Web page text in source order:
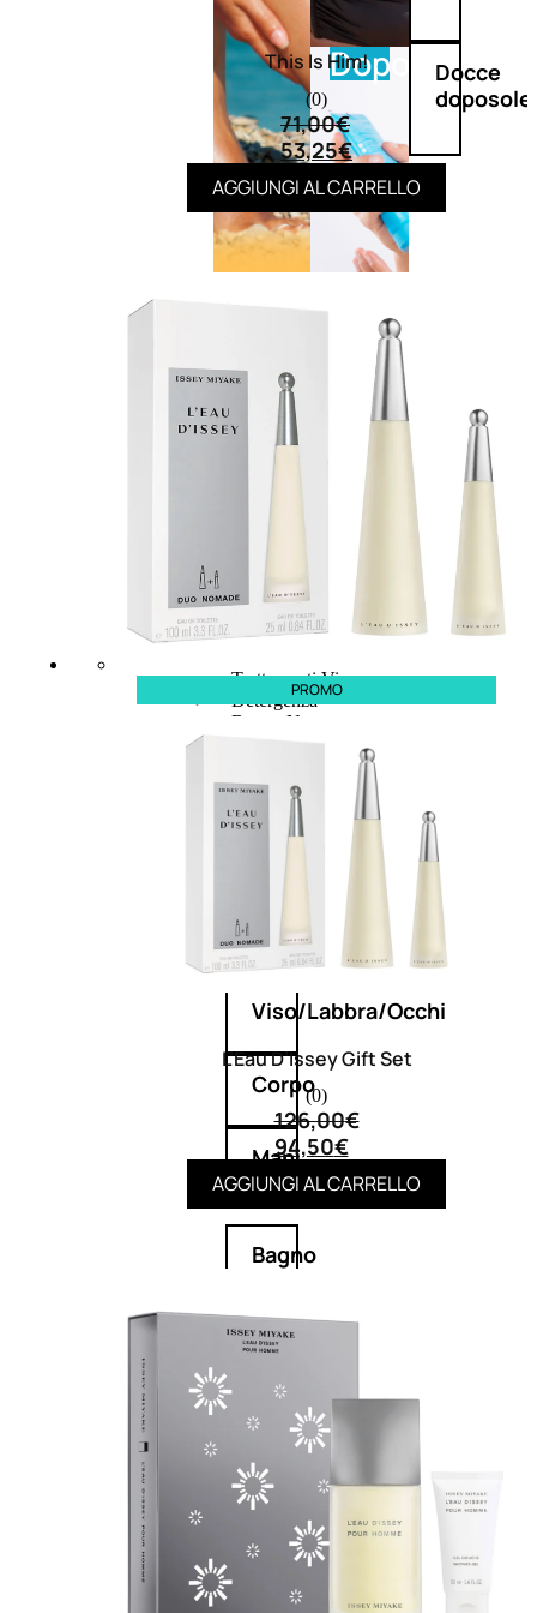
Doposole
Docce
doposole
Viso/Labbra/Occhi Nature
Corpo
Mani
Trattamenti Viso
Detergenza
Bagno Nature
Deodoranti
Profumi
nature
Viso/Labbra/Occhi
Corpo
Mani
Bagno
Detergenza
Trattamenti
viso
Maschere
nature
This Is Him!
(0)
71,00€
53,25€
AGGIUNGI AL CARRELLO
PROMO
L’Eau D’Issey Gift Set
(0)
126,00€
94,50€
AGGIUNGI AL CARRELLO